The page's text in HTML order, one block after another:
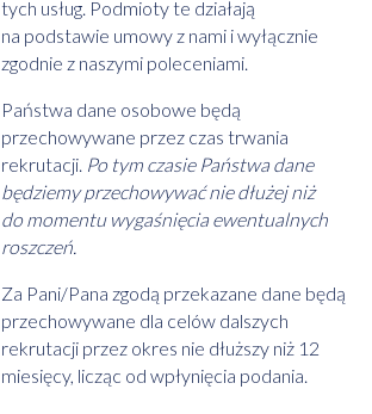
tych usług. Podmioty te działają
na podstawie umowy z nami i wyłącznie
zgodnie z naszymi poleceniami.
Państwa dane osobowe będą
przechowywane przez czas trwania
rekrutacji. Po tym czasie Państwa dane
będziemy przechowywać nie dłużej niż
do momentu wygaśnięcia ewentualnych
roszczeń.
Za Pani/Pana zgodą przekazane dane będą
przechowywane dla celów dalszych
rekrutacji przez okres nie dłuższy niż 12
miesięcy, licząc od wpłynięcia podania.